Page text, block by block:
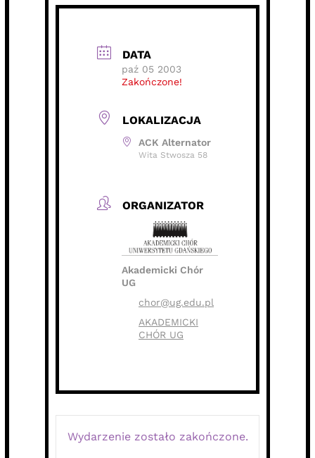
DATA
paź 05 2003
Zakończone!
LOKALIZACJA
ACK Alternator
Wita Stwosza 58
ORGANIZATOR
Akademicki Chór
UG
chor@ug.edu.pl
AKADEMICKI
CHÓR UG
Wydarzenie zostało zakończone.